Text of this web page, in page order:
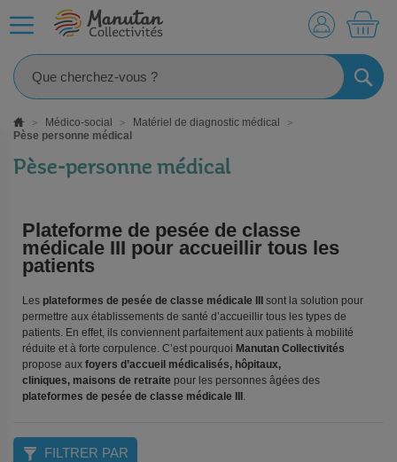
Médico-social
Matériel de diagnostic médical
Pèse personne médical
Pèse-personne médical
Plateforme de pesée de classe
médicale III pour accueillir tous les
patients
Les plateformes de pesée de classe médicale III
sont la solution pour
permettre aux établissements de santé d’accueillir tous les types de
patients. En effet, ils conviennent parfaitement aux patients à mobilité
réduite et à forte corpulence. C’est pourquoi Manutan Collectivités
propose aux foyers d’accueil médicalisés, hôpitaux,
cliniques, maisons de retraite pour les personnes âgées des
plateformes de pesée de classe médicale III .
FILTRER PAR